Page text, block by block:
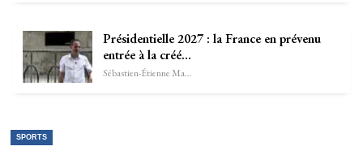
Présidentielle 2027 : la France en prévenu
entrée à la créé…
Sébastien-Étienne Marechal
SPORTS